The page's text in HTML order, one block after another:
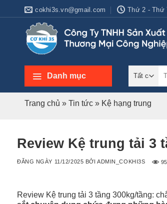
cokhi3s.vn@gmail.com Thứ 2 - Thứ
Danh mục
Trang chủ » Tin tức » Kệ hạng trung
Review Kệ trung tải 3
ĐĂNG NGÀY 11/12/2025 BỞIADMIN_COKHI3S
Review Kệ trung tải 3 tầng 300kg/tầng: